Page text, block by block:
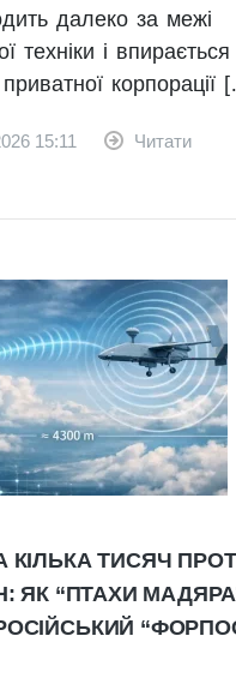
далеко за межі
техніки і
корпорації
15:11 Читати
КІЛЬКА ТИСЯЧ
ЯК “ПТАХИ